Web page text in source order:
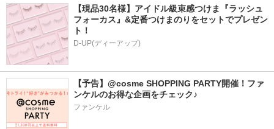
【現品30名様】アイドル級束感つけま『ラッシュ
フォーカス』&定番つけまのりをセットでプレゼン
ト！
D-UP(ディーアップ)
【予告】@cosme SHOPPING PARTY開催！ファ
ンケルのお得な企画をチェック♪
ファンケル